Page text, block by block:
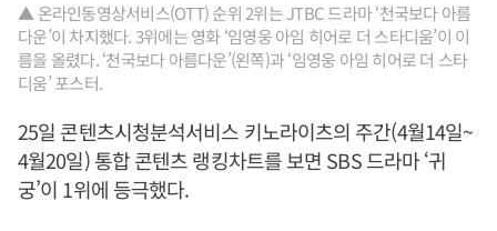
▲ 온라인동영상서비스(OTT) 순위 2위는 JTBC 드라마 ‘천국보다 아름
다운’이 차지했다. 3위에는 영화 ‘임영웅 아임 히어로 더 스타디움’이 이
름을 올렸다. ‘천국보다 아름다운’(왼쪽)과 ‘임영웅 아임 히어로 더 스타
디움’ 포스터.
25일 콘텐츠시청분석서비스 키노라이츠의 주간(4월14일~
4월20일) 통합 콘텐츠 랭킹차트를 보면 SBS 드라마 ‘귀
궁’이 1위에 등극했다.